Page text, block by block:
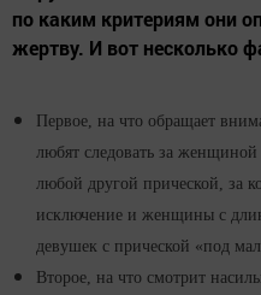
по каким критериям они
жертву. И вот несколько
Первое, на что обращает
любят следовать за
любой другой прической, за
исключение и женщины с
девушек с прической «под
Второе, на что смотрит